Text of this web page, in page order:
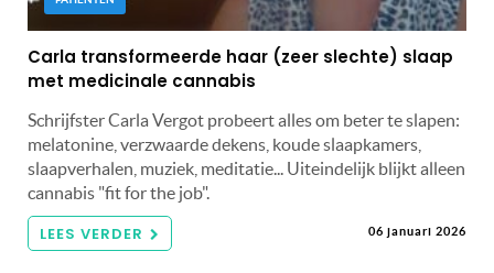
Carla transformeerde haar (zeer slechte) slaap
met medicinale cannabis
Schrijfster Carla Vergot probeert alles om beter te slapen:
melatonine, verzwaarde dekens, koude slaapkamers,
slaapverhalen, muziek, meditatie... Uiteindelijk blijkt alleen
cannabis "fit for the job".
LEES VERDER 06 januari 2026